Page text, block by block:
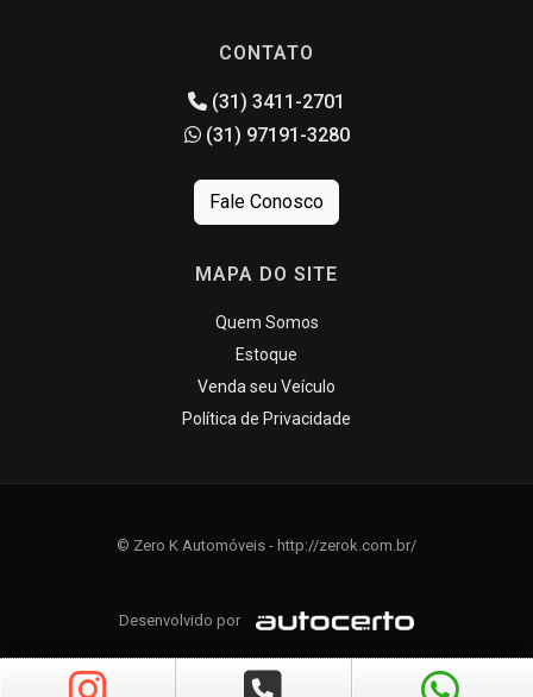
CONTATO
(31) 3411-2701
(31) 97191-3280
Fale Conosco
MAPA DO SITE
Quem Somos
Estoque
Venda seu Veículo
Política de Privacidade
© Zero K Automóveis - http://zerok.com.br/
Desenvolvido por